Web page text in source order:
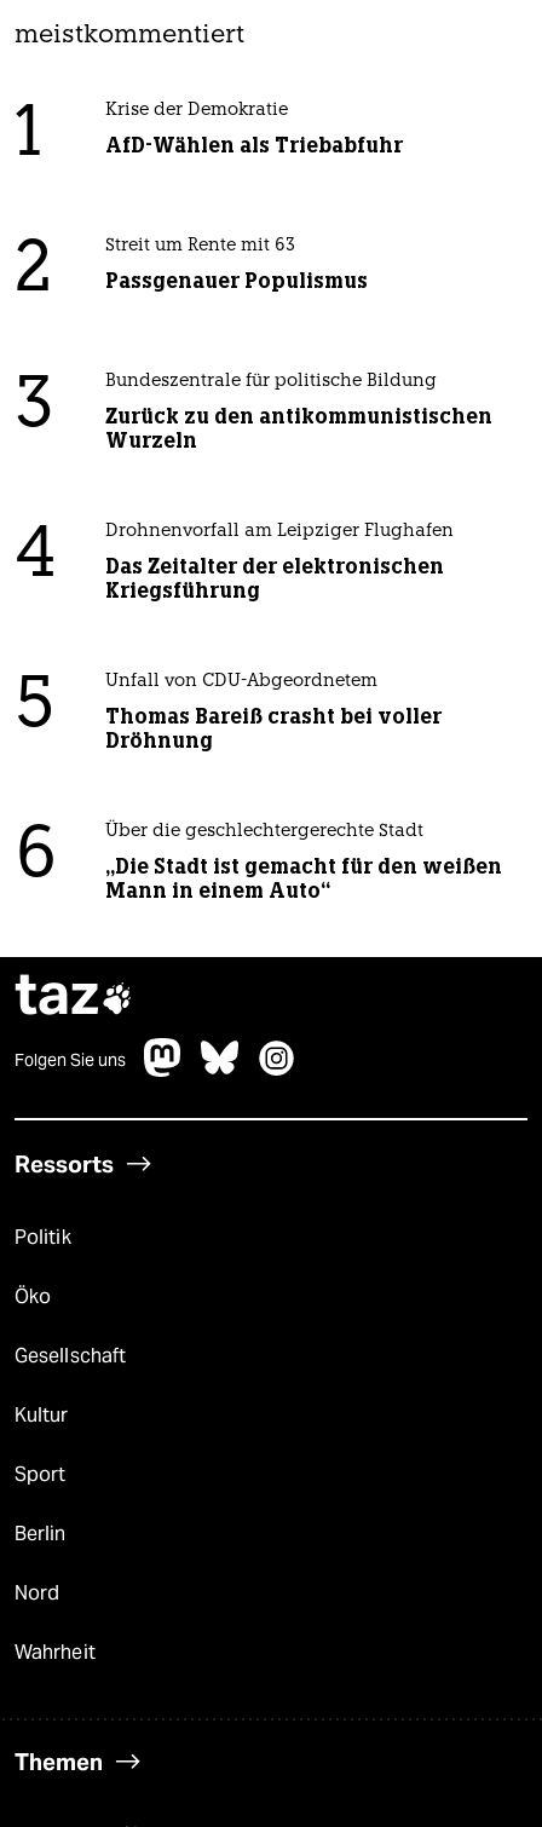
meistkommentiert
1 Krise der Demokratie
AfD-Wählen als Triebabfuhr
2 Streit um Rente mit 63
Passgenauer Populismus
3 Bundeszentrale für politische Bildung
Zurück zu den antikommunistischen
Wurzeln
4 Drohnenvorfall am Leipziger Flughafen
Das Zeitalter der elektronischen
Kriegsführung
5 Unfall von CDU-Abgeordnetem
Thomas Bareiß crasht bei voller
Dröhnung
6 Über die geschlechtergerechte Stadt
„Die Stadt ist gemacht für den weißen
Mann in einem Auto“
taz
Folgen Sie uns
Ressorts
Politik
Öko
Gesellschaft
Kultur
Sport
Berlin
Nord
Wahrheit
Themen